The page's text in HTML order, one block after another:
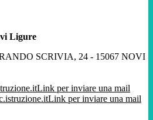
Ligure
SCRIVIA, 24 - 15067 NOVI
Link per inviare una mail
Link per inviare una mail